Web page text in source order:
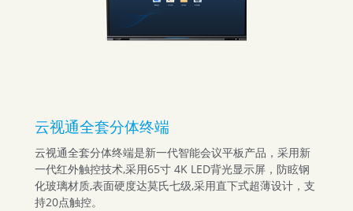
云视通全套分体终端
云视通全套分体终端是新一代智能会议平板产品，采用新
一代红外触控技术,采用65寸 4K LED背光显示屏，防眩钢
化玻璃材质,表面硬度达莫氏七级,采用直下式超薄设计，支
持20点触控。